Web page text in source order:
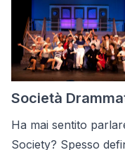
Società
Ha mai sentito
Society? Spesso